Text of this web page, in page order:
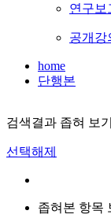
연구보
공개강
home
단행본
검색결과 좁혀 보기
선택해제
좁혀본 항목